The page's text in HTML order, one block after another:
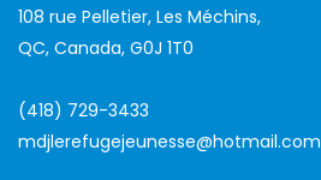
108 rue Pelletier, Les Méchins,
QC, Canada, G0J 1T0
(418) 729-3433
mdjlerefugejeunesse@hotmail.com